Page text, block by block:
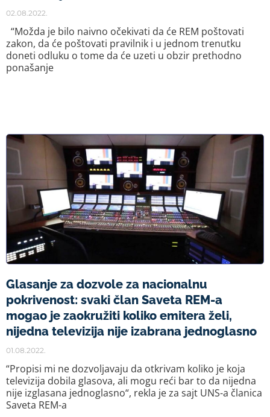
02.08.2022.
“Možda je bilo naivno očekivati da će REM poštovati
zakon, da će poštovati pravilnik i u jednom trenutku
doneti odluku o tome da će uzeti u obzir prethodno
ponašanje
Glasanje za dozvole za nacionalnu
pokrivenost: svaki član Saveta REM-a
mogao je zaokružiti koliko emitera želi,
nijedna televizija nije izabrana jednoglasno
01.08.2022.
“Propisi mi ne dozvoljavaju da otkrivam koliko je koja
televizija dobila glasova, ali mogu reći bar to da nijedna
nije izglasana jednoglasno“, rekla je za sajt UNS-a članica
Saveta REM-a